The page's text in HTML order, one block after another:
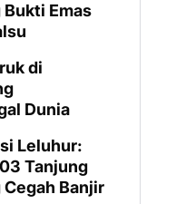
Bukti Emas
di
Dunia
Leluhur:
Tanjung
Banjir